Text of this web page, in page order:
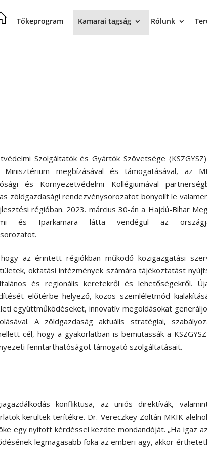
Tőkeprogram Kamarai tagság Rólunk
Szolgáltatók és Gyártók Szövetsége
Minisztérium megbízásával és támogatásával, az
és Környezetvédelmi Kollégiumával
zöldgazdasági rendezvénysorozatot bonyolít le
régióban. 2023. március 30-án a Hajdú-Bihar
és Iparkamara látta vendégül az
az érintett régiókban működő közigazgatási
oktatási intézmények számára tájékoztatást
és regionális keretekről és lehetőségekről. Ú
előtérbe helyező, közös szemléletmód
együttműködéseket, innovatív megoldásokat
A zöldgazdaság aktuális stratégiai,
cél, hogy a gyakorlatban is bemutassák a
fenntarthatóságot támogató szolgáltatásait.
konfliktusa, az uniós direktívák,
kerültek terítékre. Dr. Vereczkey Zoltán MKIK
egy nyitott kérdéssel kezdte mondandóját. „Ha igaz
legmagasabb foka az emberi agy, akkor